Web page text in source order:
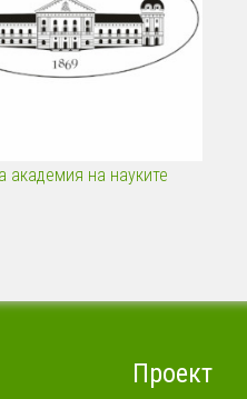
академия на науките
Проект